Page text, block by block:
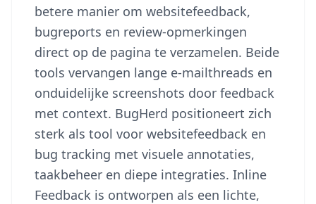
betere manier om websitefeedback,
bugreports en review-opmerkingen
direct op de pagina te verzamelen. Beide
tools vervangen lange e-mailthreads en
onduidelijke screenshots door feedback
met context. BugHerd positioneert zich
sterk als tool voor websitefeedback en
bug tracking met visuele annotaties,
taakbeheer en diepe integraties. Inline
Feedback is ontworpen als een lichte,